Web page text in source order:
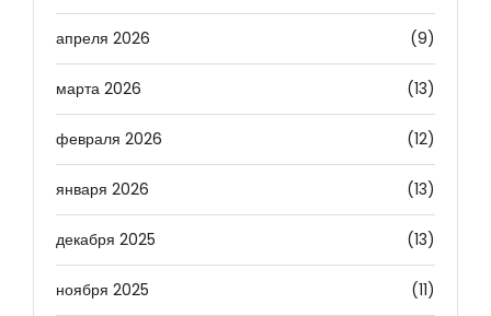
апреля 2026 (9)
марта 2026 (13)
февраля 2026 (12)
января 2026 (13)
декабря 2025 (13)
ноября 2025 (11)